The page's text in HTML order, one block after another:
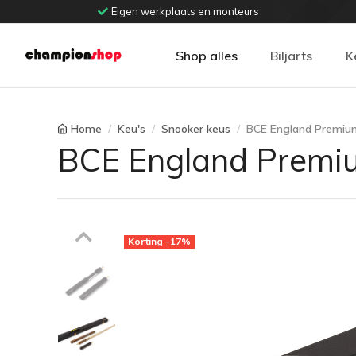
Eigen werkplaats en monteurs
Shop alles Biljarts
Home Keu's Snooker keus BCE England
BCE England
Korting -17%
Previous